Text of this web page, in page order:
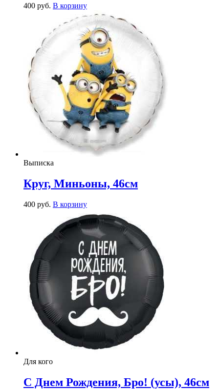
400 руб. В корзину
Выписка
Круг, Миньоны, 46см
400 руб. В корзину
Для кого
С Днем Рождения, Бро! (усы), 46см